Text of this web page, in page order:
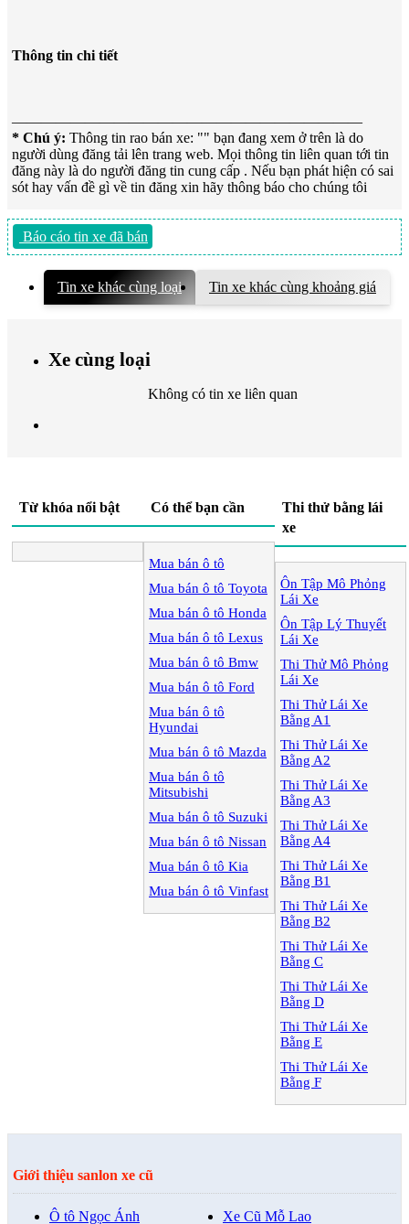
Thông tin chi tiết
————————————————————————
* Chú ý: Thông tin rao bán xe: "" bạn đang xem ở trên là do
người dùng đăng tải lên trang web. Mọi thông tin liên quan tới tin
đăng này là do người đăng tin cung cấp . Nếu bạn phát hiện có sai
sót hay vấn đề gì về tin đăng xin hãy thông báo cho chúng tôi
Báo cáo tin xe đã bán
Tin xe khác cùng loại Tin xe khác cùng khoảng giá
Xe cùng loại
Không có tin xe liên quan
Từ khóa nổi bật Có thể bạn cần
Mua bán ô tô
Mua bán ô tô Toyota
Mua bán ô tô Honda
Mua bán ô tô Lexus
Mua bán ô tô Bmw
Mua bán ô tô Ford
Mua bán ô tô
Hyundai
Mua bán ô tô Mazda
Mua bán ô tô
Mitsubishi
Mua bán ô tô Suzuki
Mua bán ô tô Nissan
Mua bán ô tô Kia
Mua bán ô tô Vinfast
Thi thử bằng lái
xe
Ôn Tập Mô Phỏng
Lái Xe
Ôn Tập Lý Thuyết
Lái Xe
Thi Thử Mô Phỏng
Lái Xe
Thi Thử Lái Xe
Bằng A1
Thi Thử Lái Xe
Bằng A2
Thi Thử Lái Xe
Bằng A3
Thi Thử Lái Xe
Bằng A4
Thi Thử Lái Xe
Bằng B1
Thi Thử Lái Xe
Bằng B2
Thi Thử Lái Xe
Bằng C
Thi Thử Lái Xe
Bằng D
Thi Thử Lái Xe
Bằng E
Thi Thử Lái Xe
Bằng F
Giới thiệu sanlon xe cũ
Ô tô Ngọc Ánh Xe Cũ Mỗ Lao